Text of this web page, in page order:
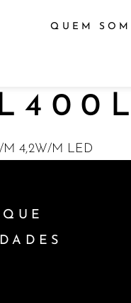
QUEM
M 4,2W/M LED